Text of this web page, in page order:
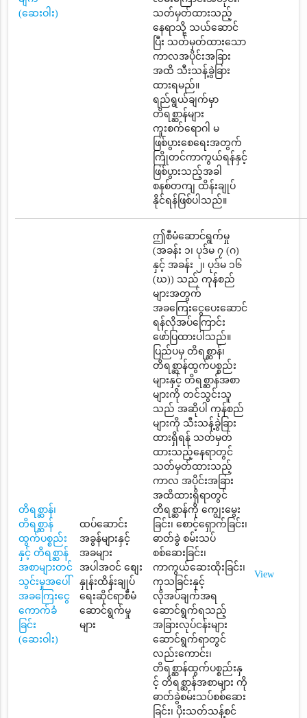
(ဆေးဝါး)
သတ်မှတ်ထားသည့်
နေရာသို့ သယ်ဆောင်
ပြီး သတ်မှတ်ထားသော
ကာလအပိုင်းအခြား
အထိ သီးသန့်ခွဲခြား
ထားရမည်။
ရည်ရွယ်ချက်မှာ
တိရစ္ဆာန်များ
ကူးစက်ရောဂါ မ
ဖြစ်ပွားစေရေးအတွက်
ကြိုတင်ကာကွယ်ရန်နှင့်
ဖြစ်ပွားသည့်အခါ
စနစ်တကျ ထိန်းချုပ်
နိုင်ရန်ဖြစ်ပါသည်။
တိရစ္ဆာန်၊
တိရစ္ဆာန်
ထွက်ပစ္စည်း
နှင့် တိရစ္ဆာန်
အစာများတင်
သွင်းမှုအပေါ်
အခကြေးငွေ
ကောက်ခံ
ခြင်း
(ဆေးဝါး)
ထပ်ဆောင်း
အခွန်များနှင့်
အခများ
အပါအဝင် စျေး
နှုန်းထိန်းချုပ်
ရေးဆိုင်ရာစီမံ
ဆောင်ရွက်မှု
များ
ဤစီမံဆောင်ရွက်မှု
(အခန်း ၁၊ ပုဒ်မ ၇ (ဂ)
နှင့် အခန်း ၂၊ ပုဒ်မ ၁၆
(ဃ)) သည် ကုန်စည်
များအတွက်
အခကြေးငွေပေးဆောင်
ရန်လိုအပ်ကြောင်း
ဖော်ပြထားပါသည်။
ပြည်ပမှ တိရစ္ဆာန်၊
တိရစ္ဆာန်ထွက်ပစ္စည်း
များနှင့် တိရစ္ဆာန်အစာ
များကို တင်သွင်းသူ
သည် အဆိုပါ ကုန်စည်
များကို သီးသန့်ခွဲခြား
ထားရှိရန် သတ်မှတ်
ထားသည့်နေရာတွင်
သတ်မှတ်ထားသည့်
ကာလ အပိုင်းအခြား
အထိထားရှိရာတွင်
တိရစ္ဆာန်ကို ကျွေးမွေး
ခြင်း၊ စောင့်ရှောက်ခြင်း၊
ဓာတ်ခွဲ စမ်းသပ်
စစ်ဆေးခြင်း၊
ကာကွယ်ဆေးထိုးခြင်း၊
ကုသခြင်းနှင့်
လိုအပ်ချက်အရ
ဆောင်ရွက်ရသည့်
အခြားလုပ်ငန်းများ
ဆောင်ရွက်ရာတွင်
လည်းကောင်း၊
တိရစ္ဆာန်ထွက်ပစ္စည်းနှ
င့် တိရစ္ဆာန်အစာများ ကို
ဓာတ်ခွဲစမ်းသပ်စစ်ဆေး
ခြင်း၊ ပိုးသတ်သန့်စင်
View